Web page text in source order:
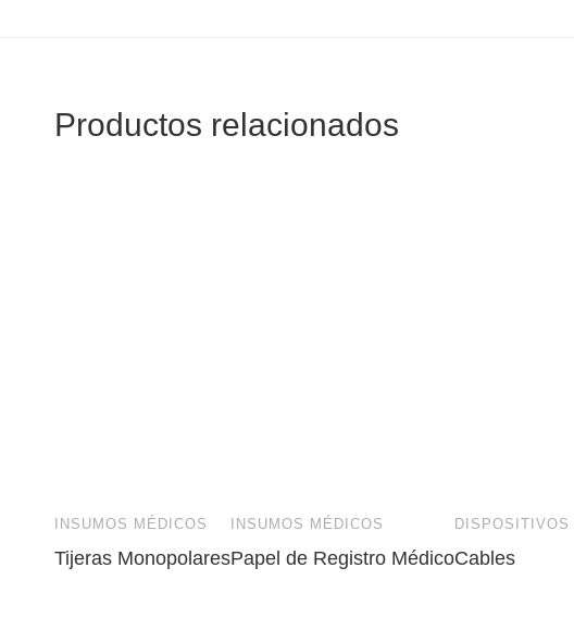
Productos relacionados
INSUMOS MÉDICOS
Tijeras Monopolares
INSUMOS MÉDICOS
Papel de Registro MédicoCables